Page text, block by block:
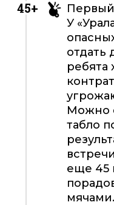
45+
У
отдать
ребята
Можно
табло
еще 45
мячами.